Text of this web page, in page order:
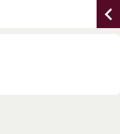
chevron_left